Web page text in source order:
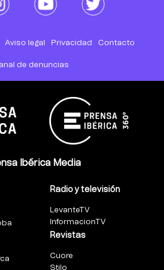
Aviso legal Privacidad Contacto
de denuncias
Ibérica Media
Radio y televisión
LevanteTV
InformacionTV
Revistas
Cuore
Stilo